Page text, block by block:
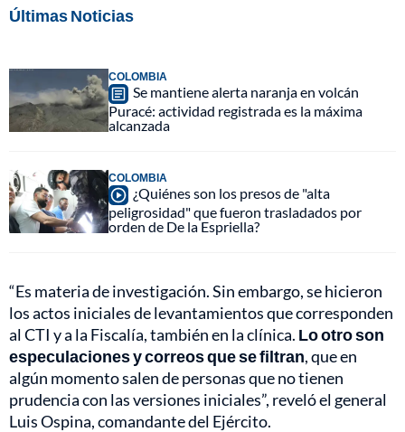
Últimas Noticias
COLOMBIA
Se mantiene alerta naranja en volcán
Puracé: actividad registrada es la máxima
alcanzada
COLOMBIA
¿Quiénes son los presos de "alta
peligrosidad" que fueron trasladados por
orden de De la Espriella?
“Es materia de investigación. Sin embargo, se hicieron
los actos iniciales de levantamientos que corresponden
al CTI y a la Fiscalía, también en la clínica. Lo otro son
especulaciones y correos que se filtran, que en
algún momento salen de personas que no tienen
prudencia con las versiones iniciales”, reveló el general
Luis Ospina, comandante del Ejército.